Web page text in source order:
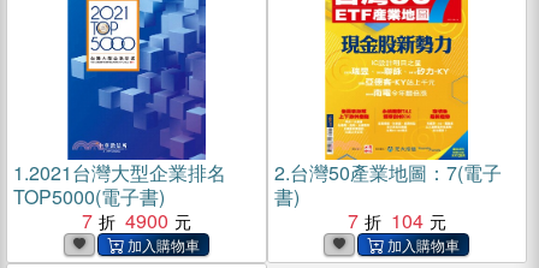
1.2021台灣大型企業排名
TOP5000(電子書)
7
4900
2.台灣50產業地圖：7(電子
書)
7
104